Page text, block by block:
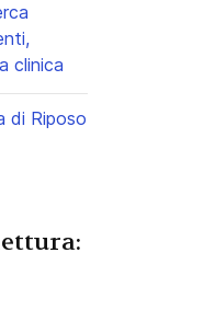
clinica
di Riposo